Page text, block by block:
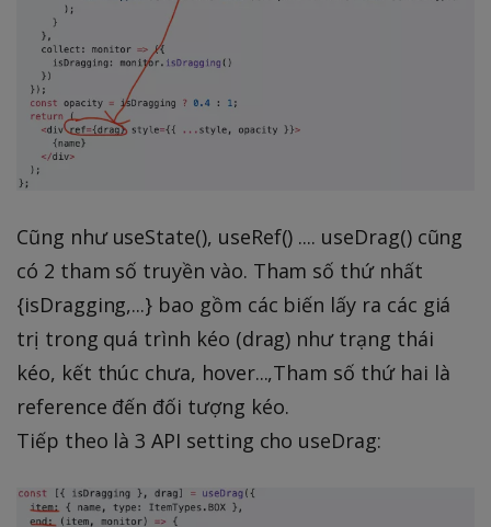
Cũng như useState(), useRef() .... useDrag() cũng
có 2 tham số truyền vào. Tham số thứ nhất
{isDragging,...} bao gồm các biến lấy ra các giá
trị trong quá trình kéo (drag) như trạng thái
kéo, kết thúc chưa, hover...,Tham số thứ hai là
reference đến đối tượng kéo.
Tiếp theo là 3 API setting cho useDrag: